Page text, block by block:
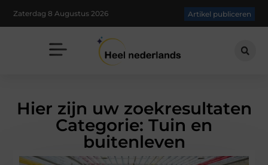
Zaterdag 8 Augustus 2026 Artikel publiceren
Hier zijn uw zoekresultaten
Categorie: Tuin en
buitenleven